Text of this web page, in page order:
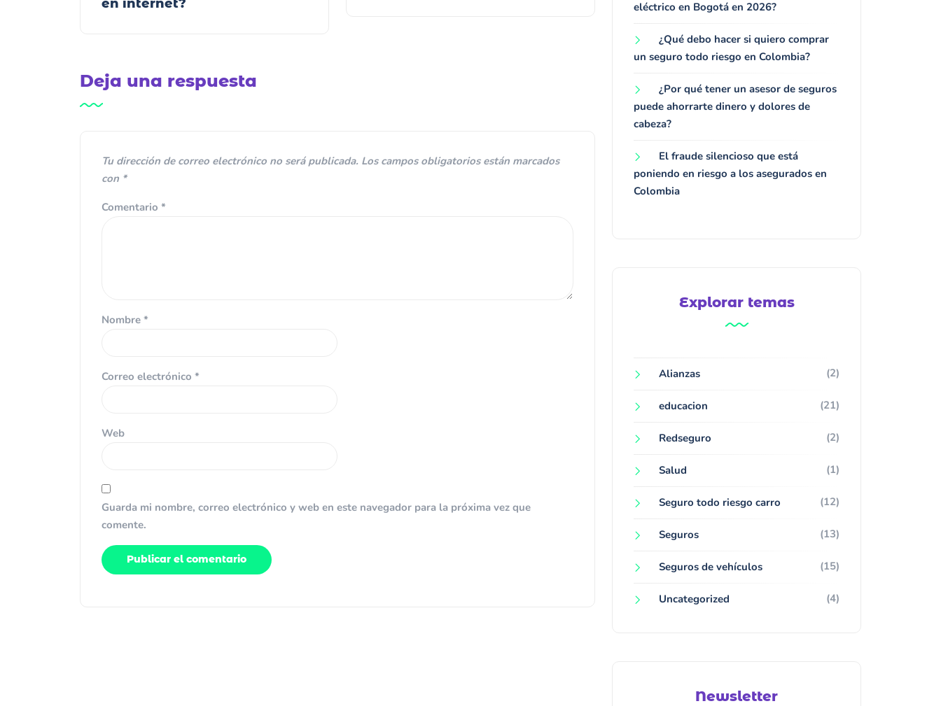
en internet?
Deja una respuesta
Tu dirección de correo electrónico no será publicada. Los campos obligatorios están marcados
con *
Comentario *
Nombre *
Correo electrónico *
Web
Guarda mi nombre, correo electrónico y web en este navegador para la próxima vez que
comente.
eléctrico en Bogotá en 2026?
¿Qué debo hacer si quiero comprar
un seguro todo riesgo en Colombia?
¿Por qué tener un asesor de seguros
puede ahorrarte dinero y dolores de
cabeza?
El fraude silencioso que está
poniendo en riesgo a los asegurados en
Colombia
Explorar temas
Alianzas (2)
educacion (21)
Redseguro (2)
Salud (1)
Seguro todo riesgo carro (12)
Seguros (13)
Seguros de vehículos (15)
Uncategorized (4)
Newsletter